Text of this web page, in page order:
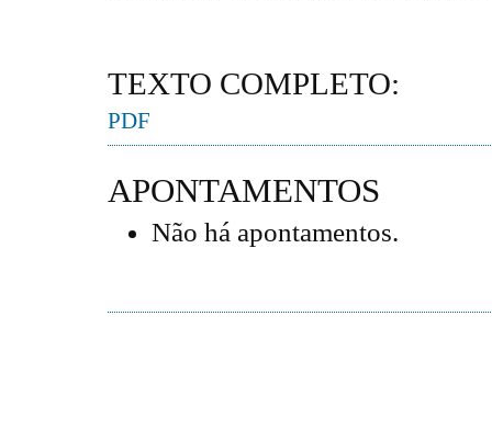
TEXTO COMPLETO:
PDF
APONTAMENTOS
Não há apontamentos.